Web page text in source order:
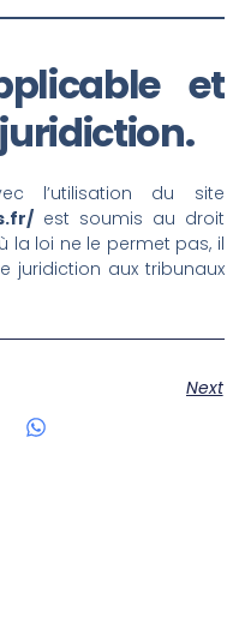
et
l’utilisation du site
est soumis au droit
la loi ne le permet pas, il
juridiction aux tribunaux
Next